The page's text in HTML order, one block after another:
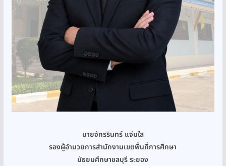
นายจักรรินทร์ แจ่มใส
รองผู้อำนวยการสำนักงานเขตพื้นที่การศึกษา
มัธยมศึกษาชลบุรี ระยอง